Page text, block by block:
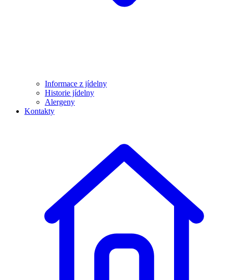
Informace z jídelny
Historie jídelny
Alergeny
Kontakty